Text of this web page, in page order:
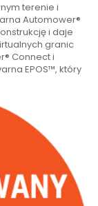
terenie i
Automower®
i daje
granic
Connect i
EPOS™, który